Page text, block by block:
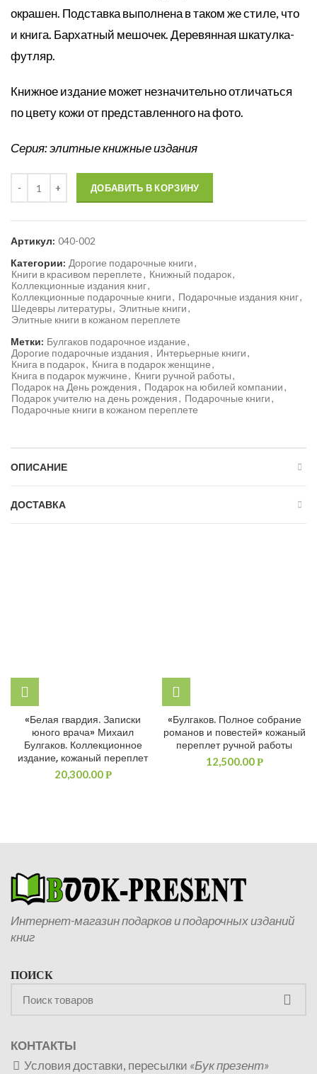
окрашен. Подставка выполнена в таком же стиле, что
и книга. Бархатный мешочек. Деревянная шкатулка-
футляр.
Книжное издание может незначительно отличаться
по цвету кожи от представленного на фото.
Серия: элитные книжные издания
ДОБАВИТЬ В КОРЗИНУ
Артикул: 040-002
Категории: Дорогие подарочные книги,
Книги в красивом переплете, Книжный подарок,
Коллекционные издания книг,
Коллекционные подарочные книги, Подарочные издания книг,
Шедевры литературы, Элитные книги,
Элитные книги в кожаном переплете
Метки: Булгаков подарочное издание,
Дорогие подарочные издания, Интерьерные книги,
Книга в подарок, Книга в подарок женщине,
Книга в подарок мужчине, Книги ручной работы,
Подарок на День рождения, Подарок на юбилей компании,
Подарок учителю на день рождения, Подарочные книги,
Подарочные книги в кожаном переплете
ОПИСАНИЕ
ДОСТАВКА
«Белая гвардия. Записки
юного врача» Михаил
Булгаков. Коллекционное
издание, кожаный переплет
20,300.00Р
«Булгаков. Полное собрание
романов и повестей» кожаный
переплет ручной работы
12,500.00Р
Интернет-магазин подарков и подарочных изданий
книг
ПОИСК
КОНТАКТЫ
Условия доставки, пересылки «Бук презент»